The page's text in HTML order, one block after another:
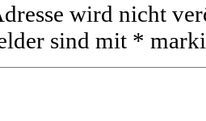
wird nicht
sind mit *